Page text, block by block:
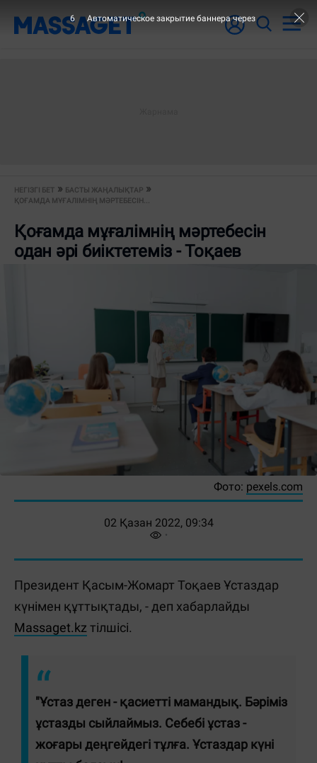
НЕГІЗГІ БЕТ
БАСТЫ ЖАҢАЛЫҚТАР
ҚОҒАМДА МҰҒАЛІМНІҢ МӘРТЕБЕСІН...
Қоғамда мұғалімнің мәртебесін
одан әрі биіктетеміз - Тоқаев
Фото: pexels.com
02 Қазан 2022, 09:34
Президент Қасым-Жомарт Тоқаев Ұстаздар
күнімен құттықтады, - деп хабарлайды
Massaget.kz тілшісі.
"Ұстаз деген - қасиетті мамандық. Бәріміз
ұстазды сыйлаймыз. Себебі ұстаз -
жоғары деңгейдегі тұлға. Ұстаздар күні
6 Автоматическое закрытие баннера через